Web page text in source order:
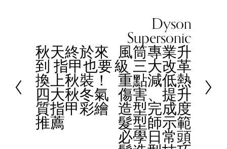
P
r
e
v
i
o
秋天終於來
到 指甲也要
換上秋裝！
四大秋冬氣
質指甲彩繪
推薦
t
Dyson
Supersonic
風筒專業升
級 三大改革
重點減低熱
傷害、提升
造型完成度
髮型師示範
必學日常頭